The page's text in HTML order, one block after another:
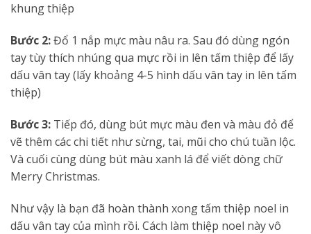
khung thiệp
Bước 2:Đổ 1 nắp mực màu nâu ra. Sau đó dùng ngón
tay tùy thích nhúng qua mực rồi in lên tấm thiệp để lấy
dấu vân tay (lấy khoảng 4-5 hình dấu vân tay in lên tấm
thiệp)
Bước 3: Tiếp đó, dùng bút mực màu đen và màu đỏ để
vẽ thêm các chi tiết như sừng, tai, mũi cho chú tuần lộc.
Và cuối cùng dùng bút màu xanh lá để viết dòng chữ
Merry Christmas.
Như vậy là bạn đã hoàn thành xong tấm thiệp noel in
dấu vân tay của mình rồi. Cách làm thiệp noel này vô